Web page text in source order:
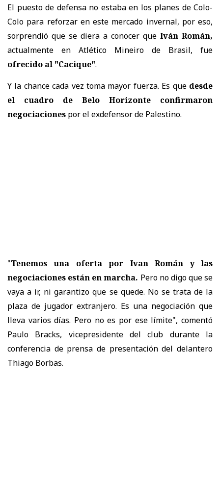
El puesto de defensa no estaba en los planes de Colo-
Colo para reforzar en este mercado invernal, por eso,
sorprendió que se diera a conocer que Iván Román,
actualmente en Atlético Mineiro de Brasil, fue
ofrecido al "Cacique".
Y la chance cada vez toma mayor fuerza. Es que desde
el cuadro de Belo Horizonte confirmaron
negociaciones por el exdefensor de Palestino.
"Tenemos una oferta por Ivan Román y las
negociaciones están en marcha. Pero no digo que se
vaya a ir, ni garantizo que se quede. No se trata de la
plaza de jugador extranjero. Es una negociación que
lleva varios días. Pero no es por ese límite", comentó
Paulo Bracks, vicepresidente del club durante la
conferencia de prensa de presentación del delantero
Thiago Borbas.